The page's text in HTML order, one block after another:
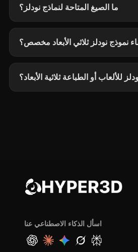
ما الصيغ المتاحة لنماذج نودلز؟
نموذج نودلز ثلاثي الأبعاد مخصص؟
للألعاب أو الطباعة ثلاثية الأبعاد؟
اسأل الذكاء الاصطناعي عنا